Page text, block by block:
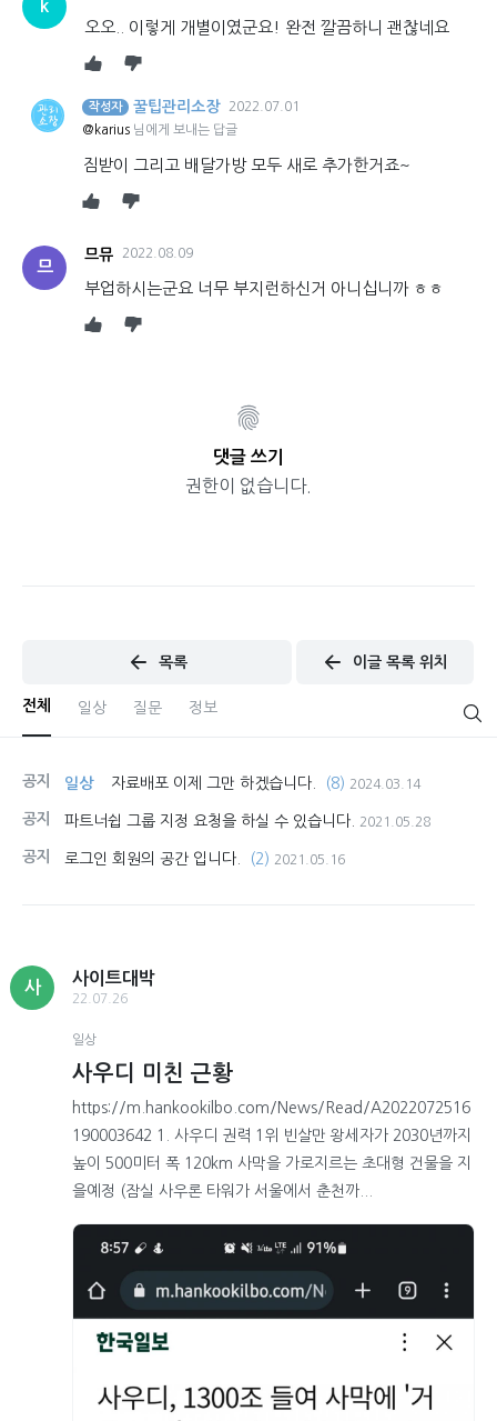
k
오오.. 이렇게 개별이였군요! 완전 깔끔하니 괜찮네요
작성자 꿀팁관리소장
2022.07.01
@karius 님에게 보내는 답글
짐받이 그리고 배달가방 모두 새로 추가한거죠~
므
므뮤 2022.08.09
부업하시는군요 너무 부지런하신거 아니십니까 ㅎㅎ
댓글 쓰기
권한이 없습니다.
목록 이글 목록 위치
전체 일상 질문 정보
공지 일상 자료배포 이제 그만 하겠습니다. (8) 2024.03.14
공지 파트너쉽 그룹 지정 요청을 하실 수 있습니다. 2021.05.28
공지 로그인 회원의 공간 입니다. (2) 2021.05.16
사
사이트대박
22.07.26
일상
사우디 미친 근황
https://m.hankookilbo.com/News/Read/A2022072516
190003642 1. 사우디 권력 1위 빈살만 왕세자가 2030년까지
높이 500미터 폭 120km 사막을 가로지르는 초대형 건물을 지
을예정 (잠실 사우론 타워가 서울에서 춘천까...